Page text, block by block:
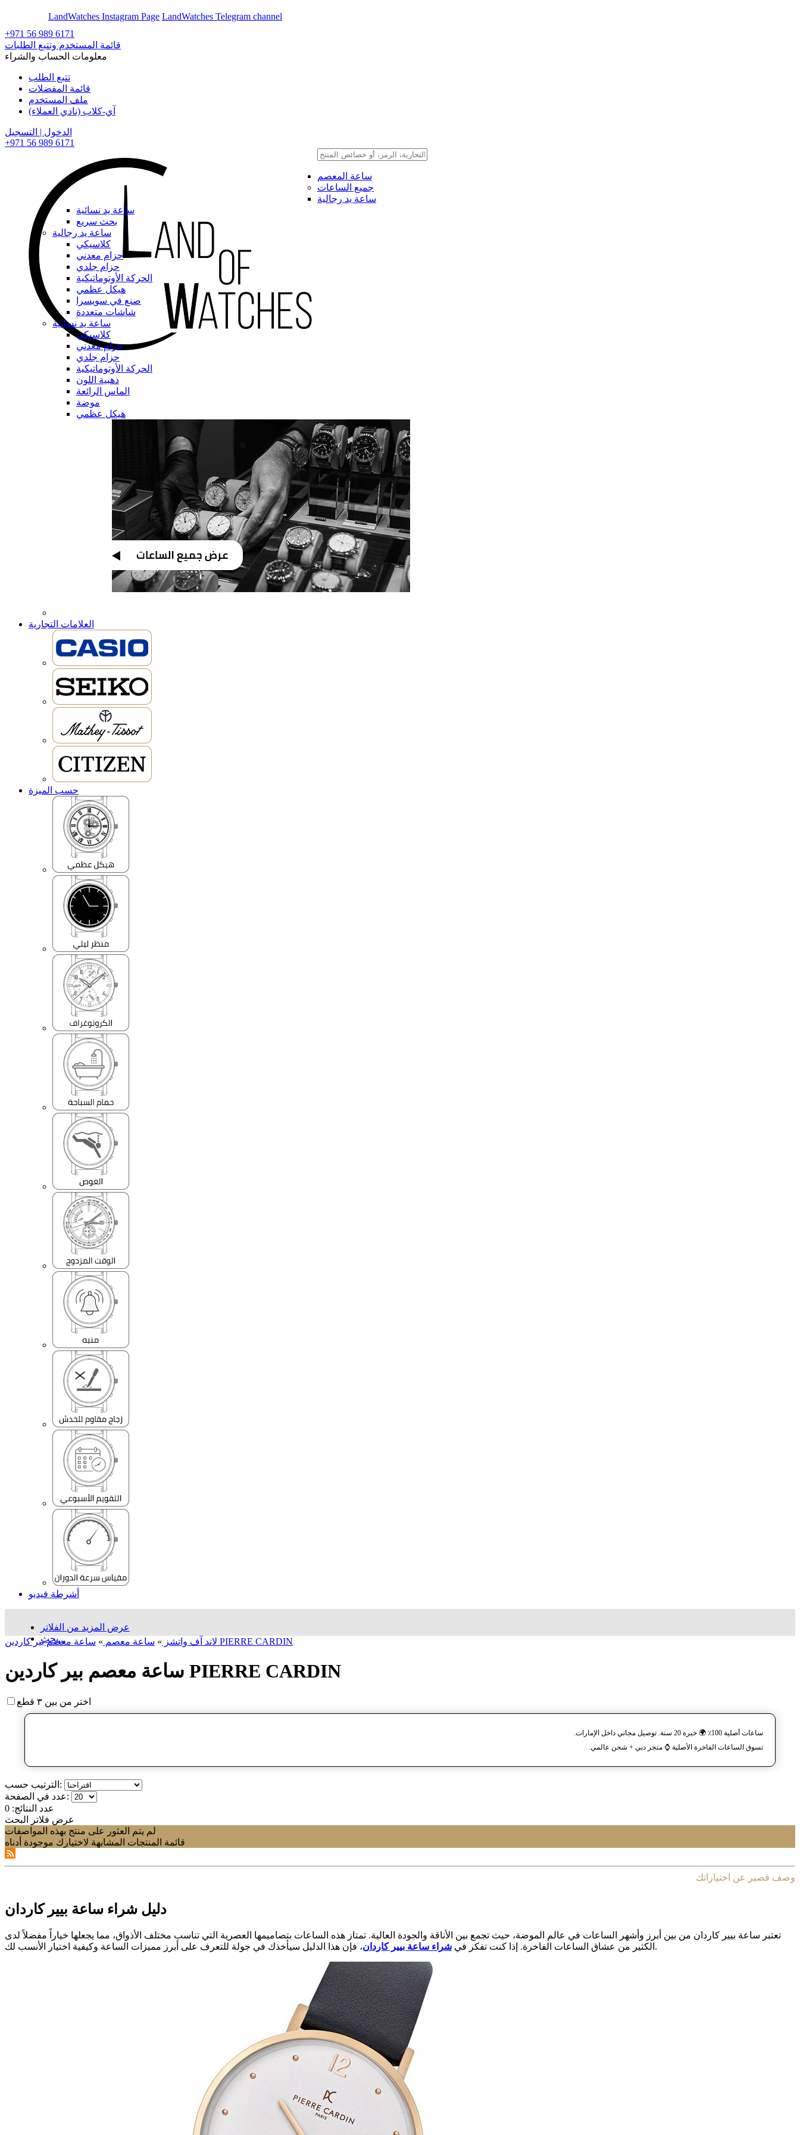
LandWatches Instagram Page LandWatches Telegram channel
+971 56 989 6171
قائمة المستخدم وتتبع الطلبات
معلومات الحساب والشراء
تتبع الطلب
قائمة المفضلات
ملف المستخدم
آي-كلاب (نادي العملاء)
الدخول | التسجيل
+971 56 989 6171
ساعة المعصم
جميع الساعات
ساعة يد رجالية
ساعة يد نسائية
بحث سريع
ساعة يد رجالية
كلاسيكي
حزام معدني
حزام جلدي
الحركة الأوتوماتيكية
هيكل عظمي
صنع في سويسرا
شاشات متعددة
ساعة يد نسائية
كلاسيكي
حزام معدني
حزام جلدي
الحركة الأوتوماتيكية
ذهبية اللون
الماس الرائعة
موضة
هيكل عظمي
العلامات التجارية
حسب الميزة
أشرطة فيديو
عرض المزيد من الفلاتر
بحث...
لاند آف واتشز » ساعة معصم » ساعة معصم بیر کاردین PIERRE CARDIN
ساعة معصم بیر کاردین PIERRE CARDIN
اختر من بين ٣ قطع
ساعات أصلية 100٪ 🌍 خبرة 20 سنة. توصيل مجاني داخل الإمارات.
تسوق الساعات الفاخرة الأصلية ⌚️ متجر دبي + شحن عالمي.
الترتيب حسب:
عدد في الصفحة:
عدد النتائج: 0
عرض فلاتر البحث
لم يتم العثور على منتج بهذه المواصفات
قائمة المنتجات المشابهة لاختيارك موجودة أدناه
وصف قصير عن اختياراتك
دليل شراء ساعة بيير كاردان
تعتبر ساعة بيير كاردان من بين أبرز وأشهر الساعات في عالم الموضة، حيث تجمع بين الأناقة والجودة العالية. تمتاز هذه الساعات بتصاميمها العصرية التي تناسب مختلف الأذواق، مما يجعلها خياراً مفضلاً لدى
الكثير من عشاق الساعات الفاخرة. إذا كنت تفكر في شراء ساعة بيير كاردان ، فإن هذا الدليل سيأخذك في جولة للتعرف على أبرز مميزات الساعة وكيفية اختيار الأنسب لك.